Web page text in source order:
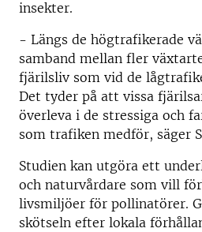
insekter.
- Längs de högtrafikerade
samband mellan fler
fjärilsliv som vid de
Det tyder på att vissa
överleva i de stressiga och
som trafiken medför, säger
Studien kan utgöra ett
och naturvårdare som vill
livsmiljöer för pollinatörer.
skötseln efter lokala